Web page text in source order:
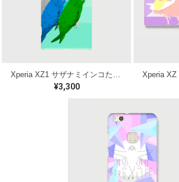
Xperia XZ1 サザナミインコたち ケース
¥3,300